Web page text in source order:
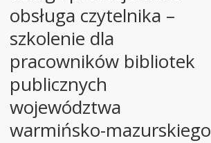
obsługa czytelnika –
szkolenie dla
pracowników bibliotek
publicznych
województwa
warmińsko-mazurskiego